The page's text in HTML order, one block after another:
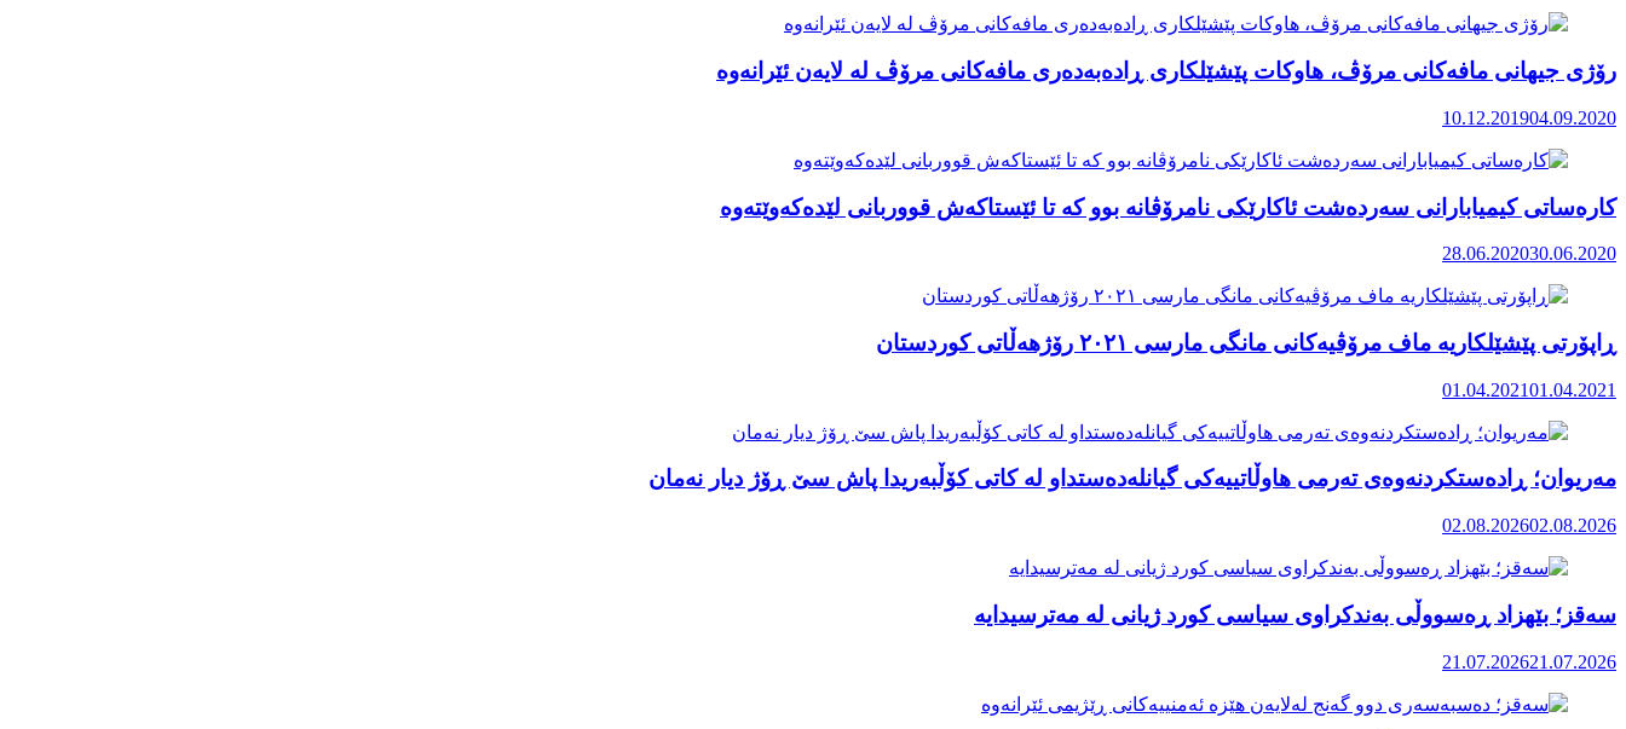
رۆژی جیهانی مافەکانی مرۆڤ، هاوکات پێشێلکاری ڕادەبەدەری مافەکانی مرۆڤ لە لایەن ئێرانەوە
10.12.201904.09.2020
کارەساتی کیمیابارانی سەردەشت ئاکارێکی نامرۆڤانە بوو کە تا ئێستاکەش قووربانی لێدەکەوێتەوە
28.06.202030.06.2020
ڕاپۆرتی پێشێلکاریە ماف مرۆڤیەکانی مانگی مارسی ٢٠٢١ رۆژهەڵاتی کوردستان
01.04.202101.04.2021
مەریوان؛ ڕادەستکردنەوەی تەرمی هاوڵاتییەکی گیانلەدەستداو لە کاتی کۆڵبەریدا پاش سێ ڕۆژ دیار نەمان
02.08.202602.08.2026
سەقز؛ بێهزاد ڕەسووڵی بەندکراوی سیاسی کورد ژیانی لە مەترسیدایە
21.07.202621.07.2026